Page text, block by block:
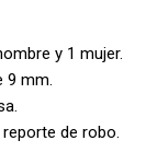
y 1 mujer.
9 mm.
de robo.